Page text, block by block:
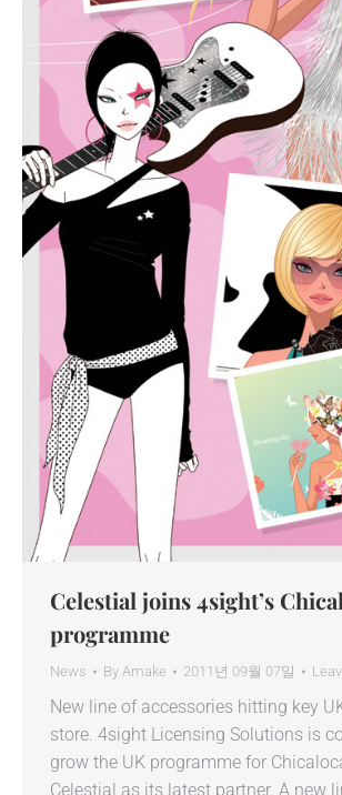
Celestial joins 4sight’s
programme
News By Amake 2011년 09월 07일
New line of accessories hitting key
store. 4sight Licensing Solutions is
grow the UK programme for
Celestial as its latest partner. A new